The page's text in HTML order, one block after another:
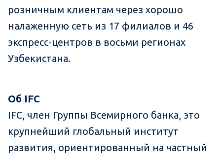
розничным клиентам через хорошо
налаженную сеть из 17 филиалов и 46
экспресс-центров в восьми регионах
Узбекистана.
Об IFC
IFC, член Группы Всемирного банка, это
крупнейший глобальный институт
развития, ориентированный на частный